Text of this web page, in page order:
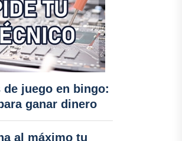
de juego en bingo:
ganar dinero
al máximo tu